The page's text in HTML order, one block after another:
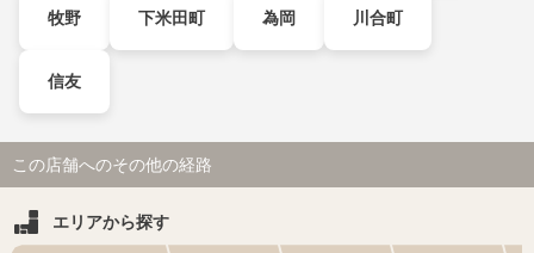
牧野 下米田町 為岡 川合町
信友
この店舗へのその他の経路
エリアから探す